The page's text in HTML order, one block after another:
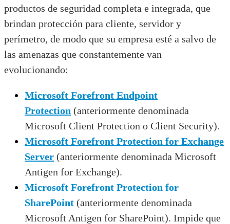
productos de seguridad completa e integrada, que
brindan protección para cliente, servidor y
perímetro, de modo que su empresa esté a salvo de
las amenazas que constantemente van
evolucionando:
Microsoft Forefront Endpoint
Protection (anteriormente denominada
Microsoft Client Protection o Client Security).
Microsoft Forefront Protection for Exchange
Server (anteriormente denominada Microsoft
Antigen for Exchange).
Microsoft Forefront Protection for
SharePoint (anteriormente denominada
Microsoft Antigen for SharePoint). Impide que